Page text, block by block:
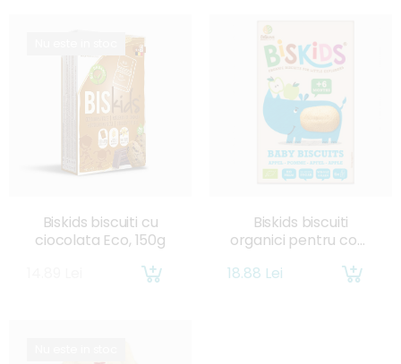
Biskids biscuiti cu
ciocolata Eco, 150g
Biskids biscuiti
organici pentru copii
18.88 Lei